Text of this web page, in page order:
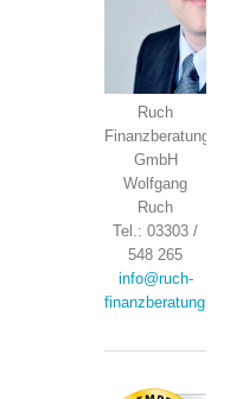
Ruch
Finanzberatung
GmbH
Wolfgang
Ruch
Tel.: 03303 /
548 265
info@ruch-
finanzberatung.de